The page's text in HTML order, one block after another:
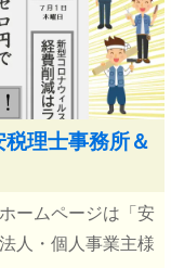
理士事務所＆
ームページは「安
人・個人事業主様